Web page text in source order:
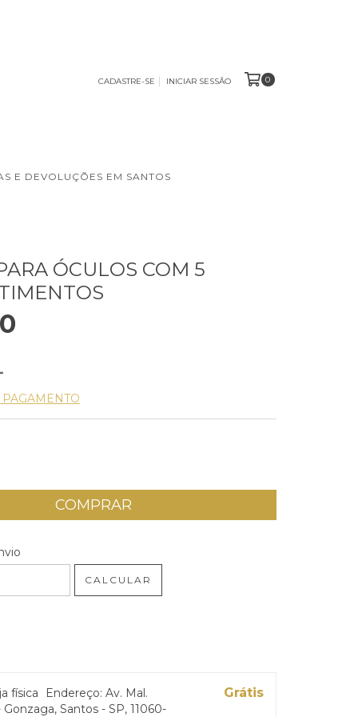
CADASTRE-SE INICIAR SESSÃO 0
E DEVOLUÇÕES EM SANTOS
ÓCULOS COM 5
CALCULAR
física
Endereço: Av. Mal.
Santos - SP, 11060-
Grátis